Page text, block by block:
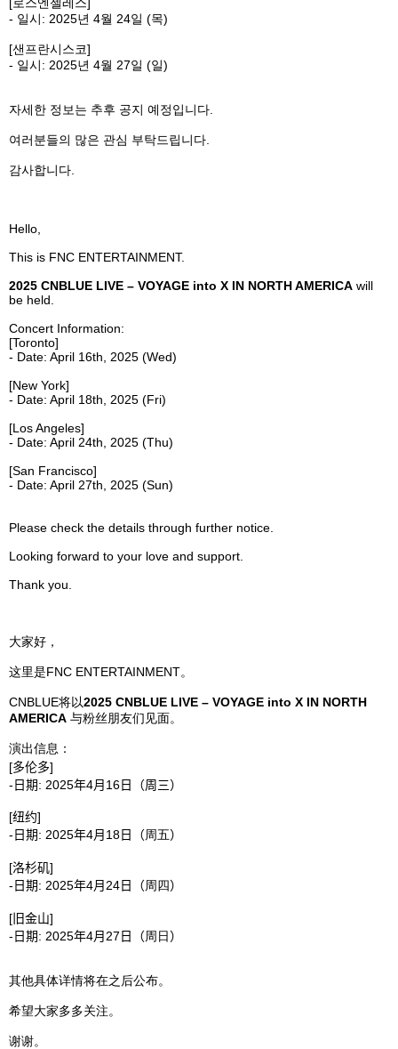
- 일시: 2025년 4월 24일 (목)
[샌프란시스코]
- 일시: 2025년 4월 27일 (일)
자세한 정보는 추후 공지 예정입니다
여러분들의 많은 관심 부탁드립니다
감사합니다
Hello,
This is FNC ENTERTAINMENT.
2025 CNBLUE LIVE – VOYAGE into X IN NORTH AMERICA will
be held.
Concert Information:
[Toronto]
- Date: April 16th,
2025 (Wed)
[New York]
- Date: April 18th,
2025 (Fri)
[Los Angeles]
- Date: April 24th,
2025 (Thu)
[San Francisco]
- Date: April 27th, 2025 (Sun)
Please check the details through further notice.
Looking forward to your love and support.
Thank you.
大家好，
这里是FNC ENTERTAINMENT。
CNBLUE将以2025 CNBLUE LIVE – VOYAGE into X IN NORTH
AMERICA 与粉丝 朋友们见面。
演出信息：
[多伦多]
- 日期: 2025年4月 16日（周三）
[纽约]
- 日期: 2025年4月 18日（周五）
[洛杉矶]
- 日期: 2025年4月 24日（周四）
[ 旧金山]
- 日期: 2025年4月 27 日（周日）
其他具体详情将在之后公布。
希望大家多多关注。
谢谢。